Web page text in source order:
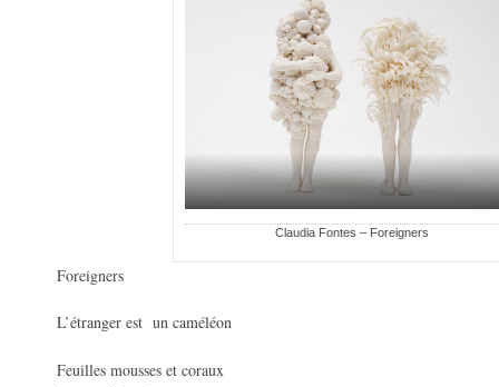
Claudia Fontes – Foreigners
Foreigners
L’étranger est un caméléon
Feuilles mousses et coraux